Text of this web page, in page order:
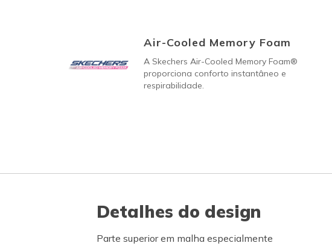
Air-Cooled Memory Foam
A Skechers Air-Cooled Memory Foam®
proporciona conforto instantâneo e
respirabilidade.
Detalhes do design
Parte superior em malha especialmente